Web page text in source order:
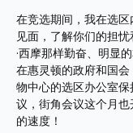
在竞选期间，我在选
见面，了解你们的担
·西摩那样勤奋、明显
在惠灵顿的政府和国
物中心的选区办公室
议，街角会议这个月
的速度！